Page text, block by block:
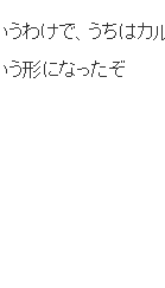
ルマル
たぞ